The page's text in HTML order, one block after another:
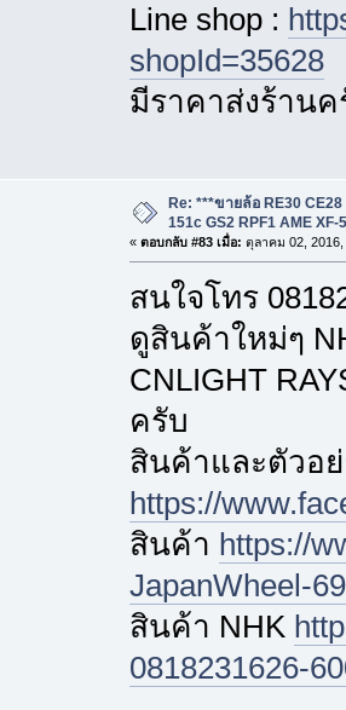
Line shop :
shopId=35628
มีราคาส่งร้านค
Re: ***ขายล้อ RE30 CE28
151c GS2 RPF1 AME XF-
« ตอบกลับ #83 เมื่อ: ตุลาคม 02, 2016,
สนใจโทร
ดูสินค้าใหม่ๆ
CNLIGHT
ครับ
สินค้าและตัวอ
https://
สินค้า https://
JapanWheel-
สินค้า NHK
0818231626-